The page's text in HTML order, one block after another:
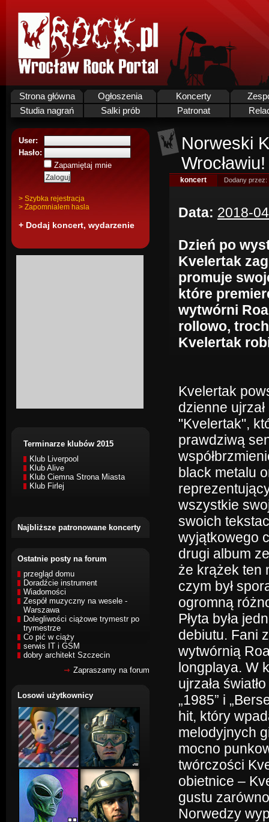
Strona główna Ogłoszenia Koncerty
Studia nagrań
Salki prób Patronat
User:
Hasło:
Zapamiętaj mnie
> Szybka rejestracja
> Zapomnialem hasla
+ Dodaj koncert, wydarzenie
Terminarze klubów 2015
Klub Liverpool
Klub Alive
Klub Ciemna Strona Miasta
Klub Firlej
Najbliższe patronowane koncerty
Ostatnie posty na forum
przegląd domu
Doradźcie instrument
Wiadomości
Zespół muzyczny na wesele -
Warszawa
Dolegliwości ciążowe trymestr po
trymestrze
Co pić w ciąży
serwis IT i GSM
dobry architekt Szczecin
Zapraszamy na forum
Losowi użytkownicy
Norweski
Wrocławiu!
koncert Dodany przez:
Data: 2018-
Dzień po
Kvelertak
promuje
które
wytwórni
rollowo,
Kvelertak
Kvelertak
dzienne
"Kvelertak",
prawdziwą
black metalu
wszystkie
swoich
wyjątkowego
drugi album
że krążek ten
czym był
ogromną
Płyta była
debiutu. Fani
wytwórnią
longplaya. W
ujrzała
„1985” i
hit, który
melodyjnych
mocno
twórczości
obietnice –
gustu
Norwedzy